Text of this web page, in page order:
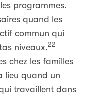
programmes.
quand les
commun qui
niveaux,22
chez les familles
lieu quand un
travaillent dans